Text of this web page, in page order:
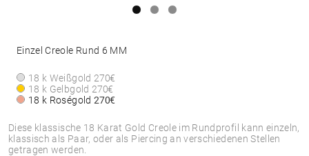
Diese klassische 18 Karat Gold Creole im Rundprofil kann einzeln,
klassisch als Paar, oder als Piercing an verschiedenen Stellen
getragen werden.
Einzel Creole Rund 6 MM
18 k Weißgold 270€
18 k Gelbgold 270€
18 k Roségold 270€